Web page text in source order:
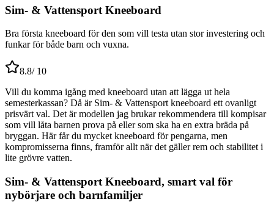
Sim- & Vattensport Kneeboard
Bra första kneeboard för den som vill testa utan stor investering och
funkar för både barn och vuxna.
8.8/ 10
Vill du komma igång med kneeboard utan att lägga ut hela
semesterkassan? Då är Sim- & Vattensport kneeboard ett ovanligt
prisvärt val. Det är modellen jag brukar rekommendera till kompisar
som vill låta barnen prova på eller som ska ha en extra bräda på
bryggan. Här får du mycket kneeboard för pengarna, men
kompromisserna finns, framför allt när det gäller rem och stabilitet i
lite grövre vatten.
Sim- & Vattensport Kneeboard, smart val för
nybörjare och barnfamiljer